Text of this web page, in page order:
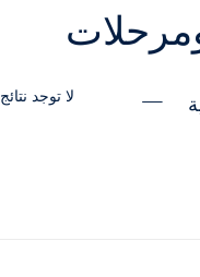
لا توجد نتائج